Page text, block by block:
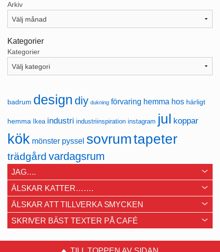
Arkiv
Kategorier
Kategorier
badrum design diy dukning förvaring hemma hos härligt
hemma Ikea industri industriinspiration instagram jul koppar
kök mönster pyssel sovrumtapeter
trädgård vardagsrum
JAG….
ÄLSKAR KATTER…….
ÄLSKAR ATT TILLVERKA SMYCKEN
SKRIVER BÄST TEXTER PÅ CAFÉ